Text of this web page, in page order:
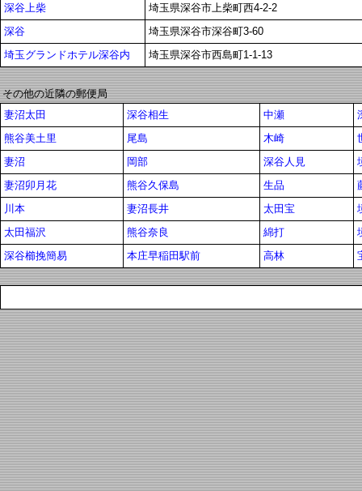
深谷上柴
埼玉県深谷市上柴町西4-2-2
深谷
埼玉県深谷市深谷町3-60
埼玉グランドホテル深谷内
埼玉県深谷市西島町1-1-13
その他の近隣の郵便局
妻沼太田
深谷相生 中瀬
熊谷美土里
尾島 木崎
妻沼
岡部 深谷人見
妻沼卯月花
熊谷久保島 生品
川本
妻沼長井 太田宝
太田福沢
熊谷奈良 綿打
深谷櫛挽簡易
本庄早稲田駅前 高林